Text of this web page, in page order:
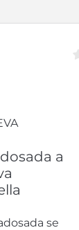
a
se